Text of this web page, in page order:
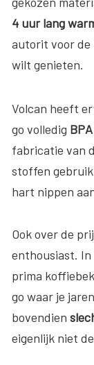
4 uur lang
autorit voor de
wilt genieten.
Volcan heeft
go volledig
fabricatie van
stoffen
hart nippen
Ook over de
enthousiast. In
prima
go waar je
bovendien
eigenlijk niet